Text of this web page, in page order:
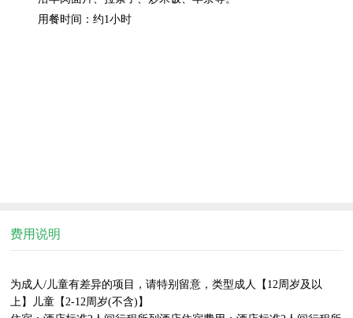
费用说明
为成人/儿童有差异的项目，请特别留意，类型成人【12周岁及以
上】儿童【2-12周岁(不含)】